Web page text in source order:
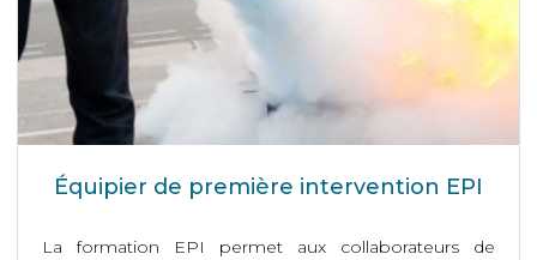
Équipier de première intervention EPI
La formation EPI permet aux collaborateurs de